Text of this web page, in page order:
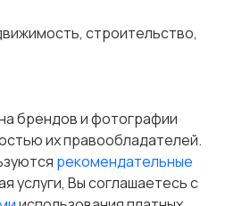
строительство,
брендов и фотографии
их правообладателей.
рекомендательные
услуги, Вы соглашаетесь c